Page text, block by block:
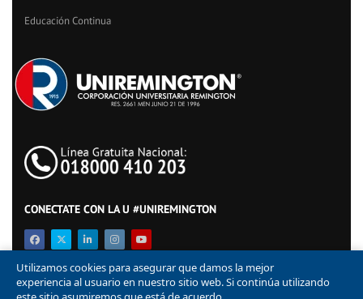
Educación Continua
CONECTATE CON LA U #UNIREMINGTON
Utilizamos cookies para asegurar que damos la mejor
experiencia al usuario en nuestro sitio web. Si continúa utilizando